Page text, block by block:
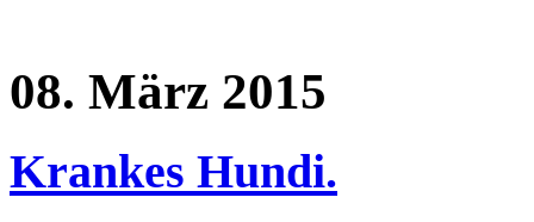
08. März 2015
Krankes Hundi.